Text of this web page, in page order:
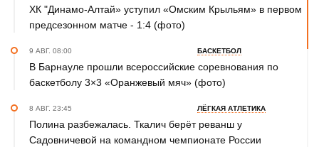
ХК "Динамо-Алтай» уступил «Омским Крыльям» в первом
предсезонном матче - 1:4 (фото)
9 АВГ. 08:00 БАСКЕТБОЛ
В Барнауле прошли всероссийские соревнования по
баскетболу 3×3 «Оранжевый мяч» (фото)
8 АВГ. 23:45 ЛЁГКАЯ АТЛЕТИКА
Полина разбежалась. Ткалич берёт реванш у
Садовничевой на командном чемпионате России